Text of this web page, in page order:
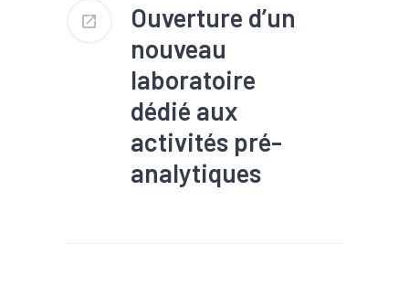
Ouverture d’un
nouveau
laboratoire
dédié aux
activités pré-
analytiques